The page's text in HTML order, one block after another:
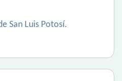
San Luis Potosí.